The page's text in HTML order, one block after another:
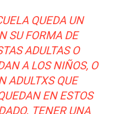
QUEDA UN
SU FORMA DE
ADULTAS O
A LOS NIÑOS, O
ADULTXS QUE
EN ESTOS
TENER UNA